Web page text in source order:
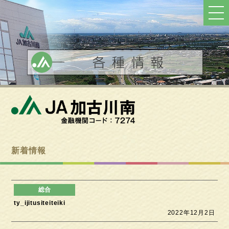
新着情報
ty_ijitusiteiteiki
2022年12月2日